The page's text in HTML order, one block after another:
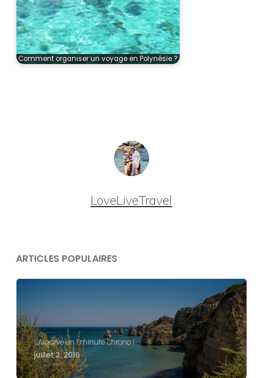
Comment organiser un voyage en Polynésie ?
LoveLiveTravel
ARTICLES POPULAIRES
L’Algarve en 1 minute chrono !
juillet 2, 2016